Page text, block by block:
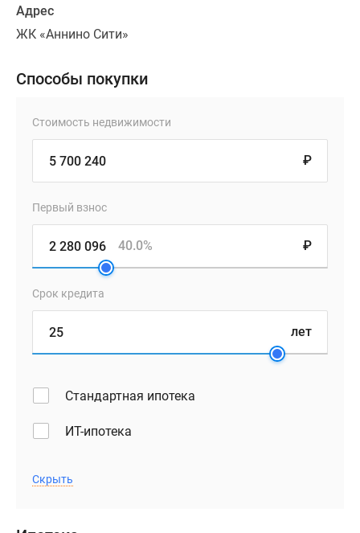
Адрес
ЖК «Аннино Сити»
Способы покупки
Стоимость недвижимости
₽
Первый взнос
₽
40.0%
Срок кредита
лет
Стандартная ипотека
ИТ-ипотека
Скрыть